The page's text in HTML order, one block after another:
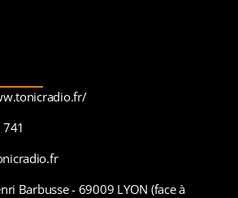
Barbusse - 69009 LYON (face à